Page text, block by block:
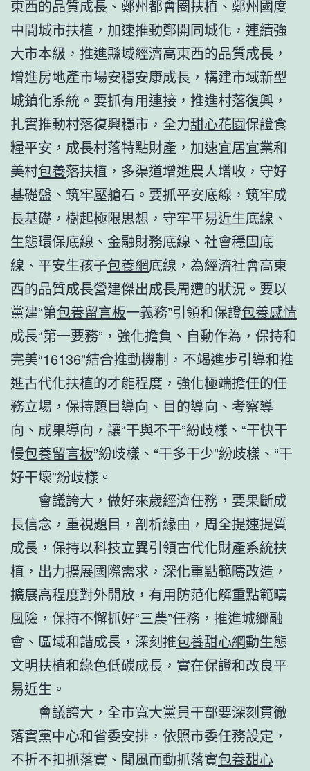
東西的品質成長、鄭州都會圈扶植、鄭州國度
中間城市扶植，加速推動鄭開同城化，連續強
大市本級，推進縣域經濟高東西的品質成長，
增進房地產市場安穩安康成長，構建市域新型
城鎮化系統。要抓有用連接，推進村落復興，
扎實推動村落復興穩市，全力甜心花園保證食
糧平安，成長村落特點財產，加速宜居宜業和
美村包養落扶植，多渠道增進農人增收，守好
基礎盤、筑牢壓艙石。要抓平安底線，筑牢成
長基礎，樹起極限思想，守牢平易近生底線、
生態環保底線、金融財務底線、社會穩固底
線、平安生孩子包養網底線，為經濟社會高東
西的品質成長營建傑出成長周遭的狀況。要以
黨建“第包養留言板一義務”引領和保證包養感情
成長“第一要務”，強化擔負、自動作為，保持和
完美“16136”結合推動機制，不竭進步引導和推
進古代化扶植的才能程度，強化極端擔任的任
務立場，保持題目導向、目的導向、考察導
向、成果導向，讓“干與不干”紛歧樣、“干快干
慢包養留言板”紛歧樣、“干多干少”紛歧樣、“干
好干壞”紛歧樣。
會議誇大，做好來歲經濟任務，要果斷成
長信念，重視題目，剖析緣由，周全提速提質
成長，保持以科技立異引領古代化財產系統扶
植，出力擴展國際需求，深化重點範疇改造，
擴展高程度對外開放，有用防范化解重點範疇
風險，保持不懈抓好“三農”任務，推進城鄉融
會、區域和諧成長，深刻推包養甜心網動生態
文明扶植和綠色低碳成長，實在保證和改良平
易近生。
會議誇大，全市寬大黨員干部要深刻貫徹
落實黨中心和省委安排，依照市委任務設定，
不折不扣抓落實、聞風而動抓落實包養甜心